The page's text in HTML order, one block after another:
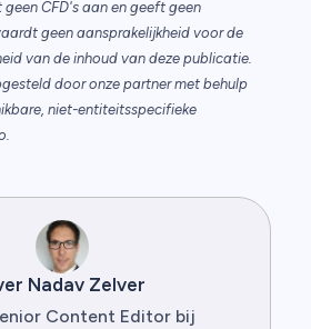
geen CFD's aan en geeft geen
geen aansprakelijkheid voor de
van de inhoud van deze publicatie.
door onze partner met behulp
niet-entiteitsspecifieke
Nadav Zelver
Content Editor bij